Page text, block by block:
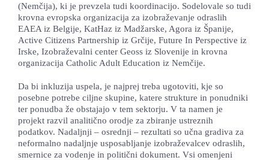
(Nemčija), ki je prevzela tudi koordinacijo. Sodelovale so tudi
krovna evropska organizacija za izobraževanje odraslih
EAEA iz Belgije, KatHaz iz Madžarske, Agora iz Španije,
Active Citizens Partnership iz Grčije, Future In Perspective iz
Irske, Izobraževalni center Geoss iz Slovenije in krovna
organizacija Catholic Adult Education iz Nemčije.
Da bi inkluzija uspela, je najprej treba ugotoviti, kje so
posebne potrebe ciljne skupine, katere strukture in ponudniki
ter ponudba že obstajajo v tem sektorju. V ta namen je
projekt razvil analitično orodje za zbiranje ustreznih
podatkov. Nadaljnji – osrednji – rezultati so učna gradiva za
neformalno nadaljnje usposabljanje izobraževalcev odraslih,
smernice za vodenje in politični dokument. Vsi omenjeni